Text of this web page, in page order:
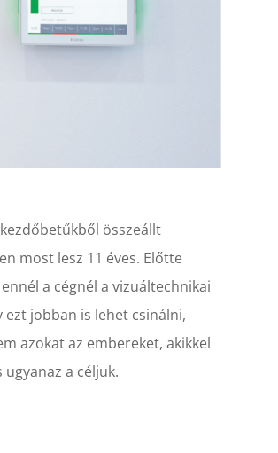
kezdőbetűkből összeállt
most lesz 11 éves. Előtte
a cégnél a vizuáltechnikai
jobban is lehet csinálni,
azokat az embereket, akikkel
a céljuk.